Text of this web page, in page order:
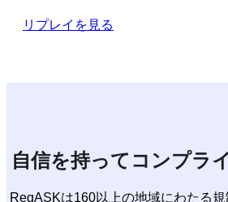
リプレイを見る
自信を持ってコンプラ
RegASKは160以上の地域にわたる